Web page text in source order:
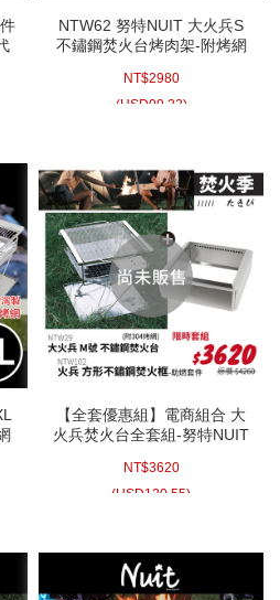
NTW62 努特NUIT 大火兵S
不鏽鋼焚火台烤肉架-附烤網
荷蘭鍋 鑄鐵鍋燒柴爐
NT$2980
(USD99.23)
【全套優惠組】電商組合 大
火兵焚火台全套組-努特NUIT
火台-附烤網+NTW102 火兵
方形不鏽鋼焚火框助燃套件
NT$3620
(USD120.55)